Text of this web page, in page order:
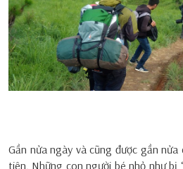
Gần nửa ngày và cũng được gần
tiên. Những con người bé nhỏ như bị